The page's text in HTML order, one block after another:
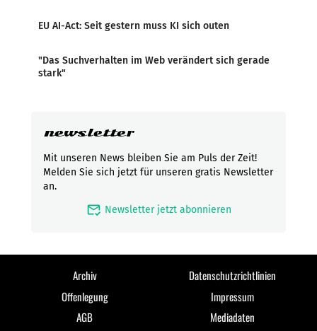
EU AI-Act: Seit gestern muss KI sich outen
"Das Suchverhalten im Web verändert sich gerade
stark"
newsletter
Mit unseren News bleiben Sie am Puls der Zeit!
Melden Sie sich jetzt für unseren gratis Newsletter
an.
mark_email_read Newsletter jetzt abonnieren
Archiv
Datenschutzrichtlinien
Offenlegung
Impressum
AGB
Mediadaten